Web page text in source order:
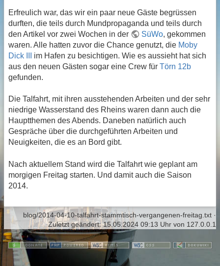
Erfreulich war, das wir ein paar neue Gäste begrüssen
durften, die teils durch Mundpropaganda und teils durch
den Artikel vor zwei Wochen in der
SüWo, gekommen
waren. Alle hatten zuvor die Chance genutzt, die Moby
Dick III
im Hafen zu besichtigen. Wie es aussieht hat sich
aus den neuen Gästen sogar eine Crew für Törn 12b
gefunden.
Die Talfahrt, mit ihren ausstehenden Arbeiten und der sehr
niedrige Wasserstand des Rheins waren dann auch die
Hauptthemen des Abends. Daneben natürlich auch
Gespräche über die durchgeführten Arbeiten und
Neuigkeiten, die es an Bord gibt.
Nach aktuellem Stand wird die Talfahrt wie geplant am
morgigen Freitag starten. Und damit auch die Saison
2014.
blog/2014-04-10-talfahrt-stammtisch-vergangenen-freitag.txt ·
Zuletzt geändert:15.05.2024 09:13 Uhr von 127.0.0.1